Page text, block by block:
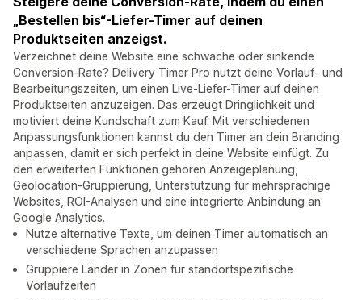
„Bestellen bis“-Liefer-Timer auf deinen
Produktseiten anzeigst.
Verzeichnet deine Website eine schwache oder sinkende
Conversion-Rate? Delivery Timer Pro nutzt deine Vorlauf- und
Bearbeitungszeiten, um einen Live-Liefer-Timer auf deinen
Produktseiten anzuzeigen. Das erzeugt Dringlichkeit und
motiviert deine Kundschaft zum Kauf. Mit verschiedenen
Anpassungsfunktionen kannst du den Timer an dein Branding
anpassen, damit er sich perfekt in deine Website einfügt. Zu
den erweiterten Funktionen gehören Anzeigeplanung,
Geolocation-Gruppierung, Unterstützung für mehrsprachige
Websites, ROI-Analysen und eine integrierte Anbindung an
Google Analytics.
Nutze alternative Texte, um deinen Timer automatisch an
verschiedene Sprachen anzupassen
Gruppiere Länder in Zonen für standortspezifische
Vorlaufzeiten